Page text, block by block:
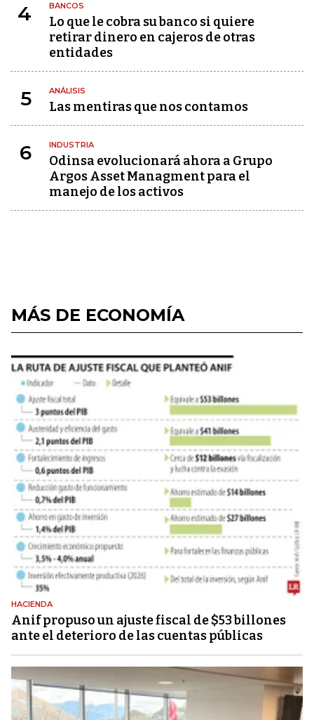
4 BANCOS
Lo que le cobra su banco si quiere
retirar dinero en cajeros de otras
entidades
5 ANÁLISIS
Las mentiras que nos contamos
6 INDUSTRIA
Odinsa evolucionará ahora a Grupo
Argos Asset Managment para el
manejo de los activos
MÁS DE ECONOMÍA
HACIENDA
Anif propuso un ajuste fiscal de $53 billones
ante el deterioro de las cuentas públicas